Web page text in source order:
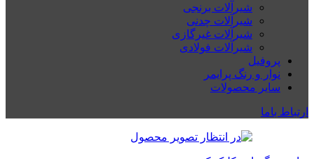
شیرآلات برنجی
شیرآلات چدنی
شیرآلات غیرگازی
شیرآلات فولادی
پروفیل
نوار و رنگ پرایمر
سایر محصولات
ارتباط باما